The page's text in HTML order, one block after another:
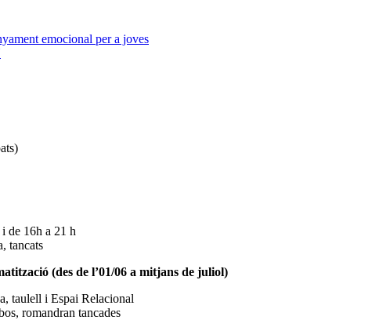
emocional per a joves
de 16h a 21 h
tancats
(des de l’01/06 a mitjans de juliol)
taulell i Espai Relacional
romandran tancades